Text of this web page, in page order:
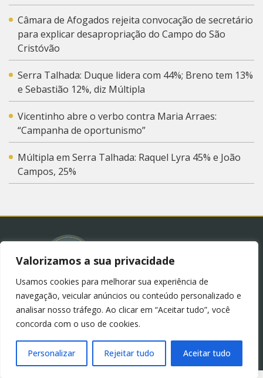
Valorizamos a sua privacidade
Usamos cookies para melhorar sua experiência de
navegação, veicular anúncios ou conteúdo personalizado e
analisar nosso tráfego. Ao clicar em “Aceitar tudo”, você
concorda com o uso de cookies.
Personalizar Rejeitar tudo Aceitar tudo
Câmara de Afogados rejeita convocação de secretário
para explicar desapropriação do Campo do São
Cristóvão
Serra Talhada: Duque lidera com 44%; Breno tem 13%
e Sebastião 12%, diz Múltipla
Vicentinho abre o verbo contra Maria Arraes:
“Campanha de oportunismo”
Múltipla em Serra Talhada: Raquel Lyra 45% e João
Campos, 25%
© 2023 – Blog Juliana Lima.Política de Privacidade
(LGPD)